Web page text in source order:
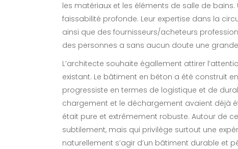
les matériaux et les éléments de salle de
faissabilité profonde. Leur expertise dans la
ainsi que des fournisseurs/acheteurs
des personnes a sans aucun doute une
L’architecte souhaite égallement attirer
existant. Le bâtiment en béton a été construit
progressiste en termes de logistique et de
chargement et le déchargement avaient déjà
était pure et extrêmement robuste. Autour de
subtilement, mais qui privilège surtout une
naturellement s’agir d’un bâtiment durable et